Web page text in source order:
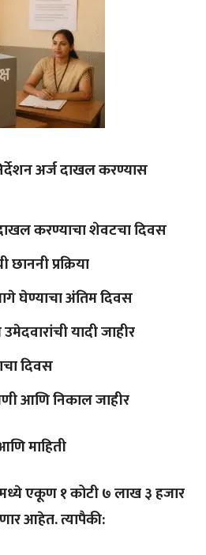
अर्ज दाखल करण्यास
करण्याचा शेवटचा दिवस
छाननी प्रक्रिया
घेण्याचा अंतिम दिवस
यादी जाहीर
दिवस
आणि निकाल जाहीर
माहिती
एकूण १ कोटी ७ लाख ३ हजार
आहेत. त्यापैकी: